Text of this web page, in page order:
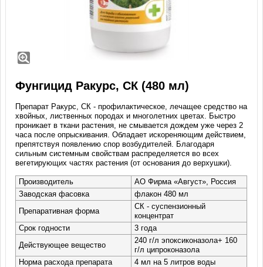
Фунгицид Ракурс, СК (480 мл)
Препарат Ракурс, СК - профилактическое, лечащее средство на
хвойных, лиственных породах и многолетних цветах. Быстро
проникает в ткани растения, не смывается дождем уже через 2
часа после опрыскивания. Обладает искореняющим действием,
препятствуя появлению спор возбудителей. Благодаря
сильным системным свойствам распределяется во всех
вегетирующих частях растения (от основания до верхушки).
Производитель
АО Фирма «Август», Россия
Заводская фасовка
флакон 480 мл
Препаративная форма
СК - суспензионный
концентрат
Срок годности
3 года
Действующее вещество
240 г/л эпоксиконазола+ 160
г/л ципроконазола
Норма расхода препарата
4 мл на 5 литров воды